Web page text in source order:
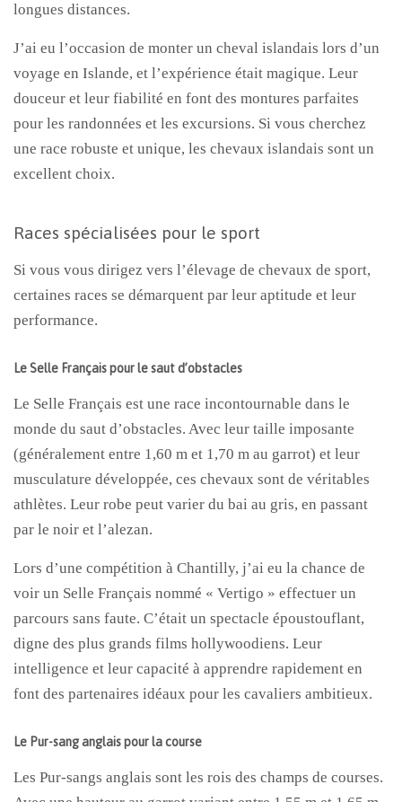
longues distances.
J’ai eu l’occasion de monter un cheval islandais lors d’un
voyage en Islande, et l’expérience était magique. Leur
douceur et leur fiabilité en font des montures parfaites
pour les randonnées et les excursions. Si vous cherchez
une race robuste et unique, les chevaux islandais sont un
excellent choix.
Races spécialisées pour le sport
Si vous vous dirigez vers l’élevage de chevaux de sport,
certaines races se démarquent par leur aptitude et leur
performance.
Le Selle Français pour le saut d’obstacles
Le Selle Français est une race incontournable dans le
monde du saut d’obstacles. Avec leur taille imposante
(généralement entre 1,60 m et 1,70 m au garrot) et leur
musculature développée, ces chevaux sont de véritables
athlètes. Leur robe peut varier du bai au gris, en passant
par le noir et l’alezan.
Lors d’une compétition à Chantilly, j’ai eu la chance de
voir un Selle Français nommé « Vertigo » effectuer un
parcours sans faute. C’était un spectacle époustouflant,
digne des plus grands films hollywoodiens. Leur
intelligence et leur capacité à apprendre rapidement en
font des partenaires idéaux pour les cavaliers ambitieux.
Le Pur-sang anglais pour la course
Les Pur-sangs anglais sont les rois des champs de courses.